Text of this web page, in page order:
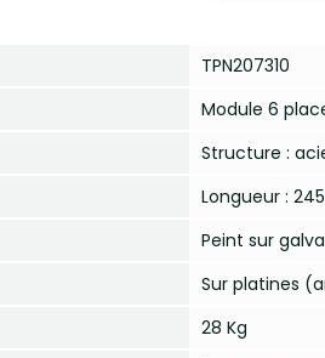
TPN207310
Module 6
Structure :
Longueur :
Peint sur
Sur platines
28 Kg